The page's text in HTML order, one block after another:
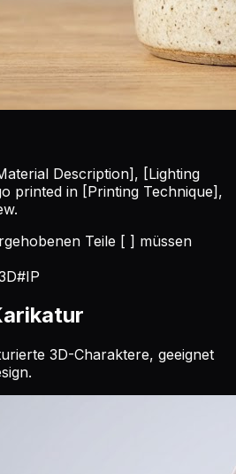
Description], [Lighting
printed in [Printing Technique],
Teile [ ] müssen
#IP
3D-Charaktere, geeignet